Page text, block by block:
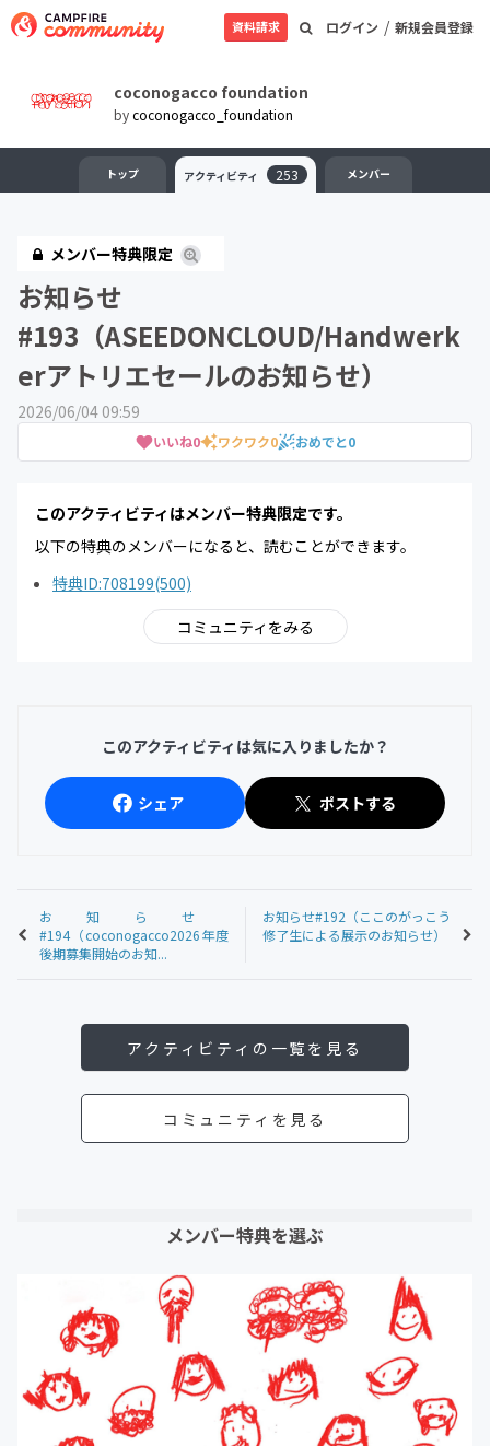
ログイン / 新規会員登録
資料請求
coconogacco foundation
bycoconogacco_foundation
トップ アクティビティ 253 メンバー
メンバー特典限定
お知らせ
#193（ASEEDONCLOUD/Handwerk
erアトリエセールのお知らせ）
2026/06/04 09:59
いいね0 ワクワク0 おめでと0
このアクティビティはメンバー特典限定です。
以下の特典のメンバーになると、読むことができます。
特典ID:708199(500)
コミュニティをみる
このアクティビティは気に入りましたか？
シェア ポストする
お知らせ
#194（coconogacco2026年度
後期募集開始のお知...
お知らせ#192（ここのがっこう
修了生による展示のお知らせ）
アクティビティの一覧を見る
コミュニティを見る
メンバー特典を選ぶ